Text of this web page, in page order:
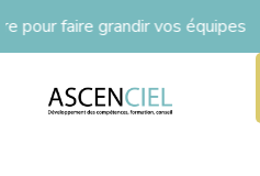
faire grandir vos équipes